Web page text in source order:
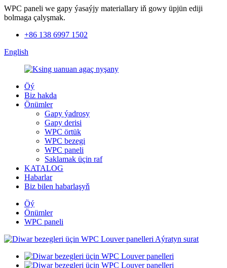
WPC paneli we gapy ýasaýjy materiallary iň gowy üpjün ediji
bolmaga çalyşmak.
+86 138 6997 1502
English
Öý
Biz hakda
Önümler
Gapy ýadrosy
Gapy derisi
WPC örtük
WPC bezegi
WPC paneli
Saklamak üçin raf
KATALOG
Habarlar
Biz bilen habarlaşyň
Öý
Önümler
WPC paneli